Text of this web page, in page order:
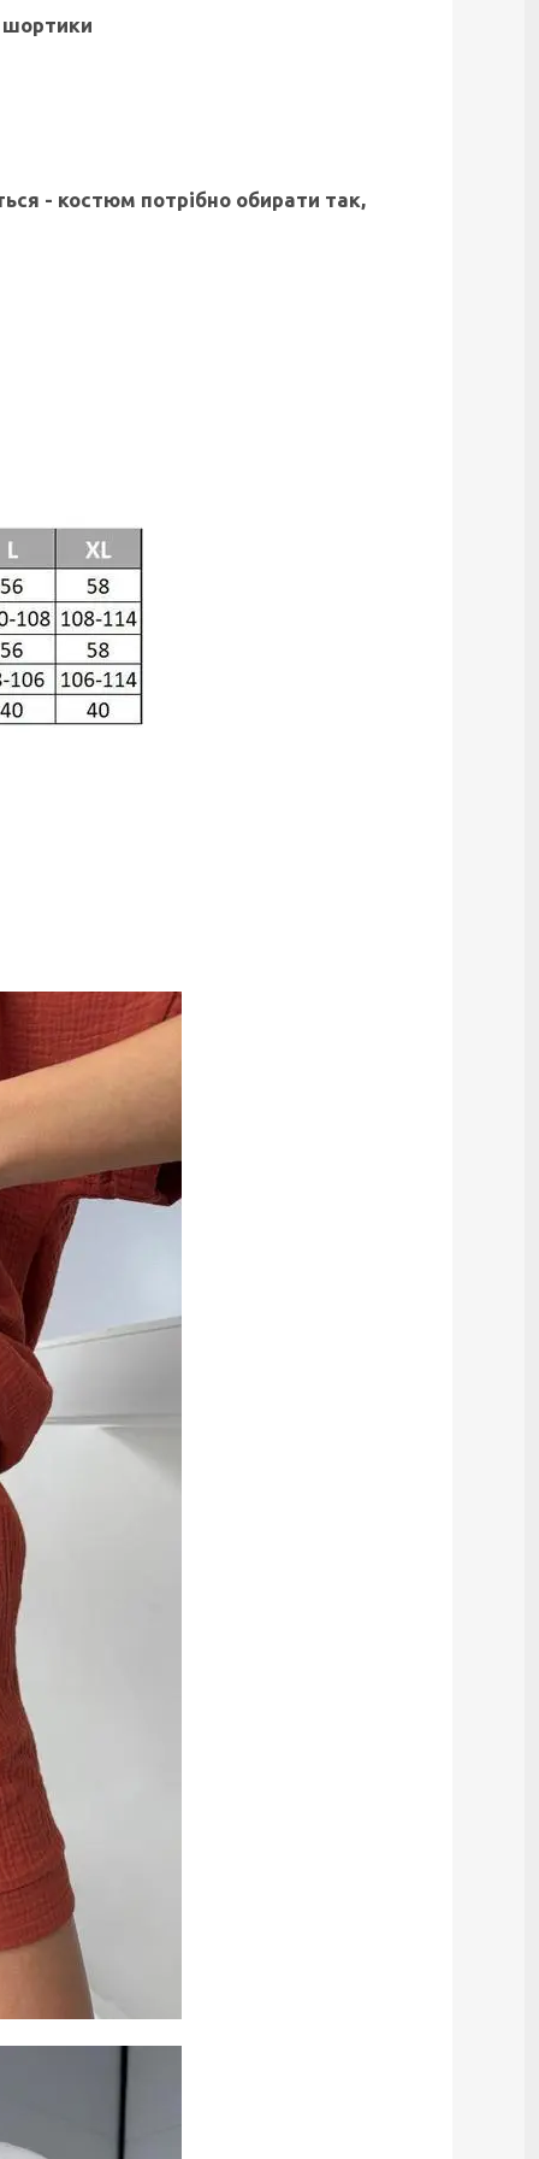
шортики
- костюм потрібно обирати так,